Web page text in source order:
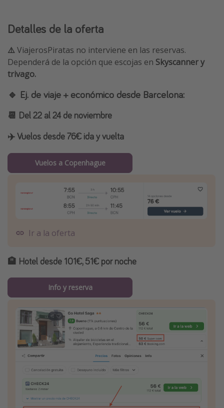
Detalles de la oferta
⚠️ViajerosPiratas no interviene en las reservas.
Dependerá de la opción que escojas en Skyscanner y
trivago.
🔹 Ej. de viaje + económico desde Barcelona:
📆 Del 22 al 24 de noviembre
✈️Vuelos desde 76€ ida y vuelta
Vuelos a Copenhague
Ir a la oferta
🏨 Hotel desde 101€, 51€ por noche
Info y reserva